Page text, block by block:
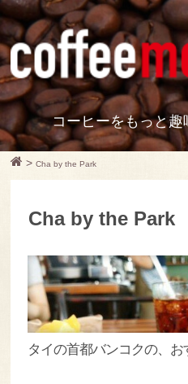
コーヒーをもっと趣
>Cha by the Park
Cha by the Park
タイの首都バンコクの、